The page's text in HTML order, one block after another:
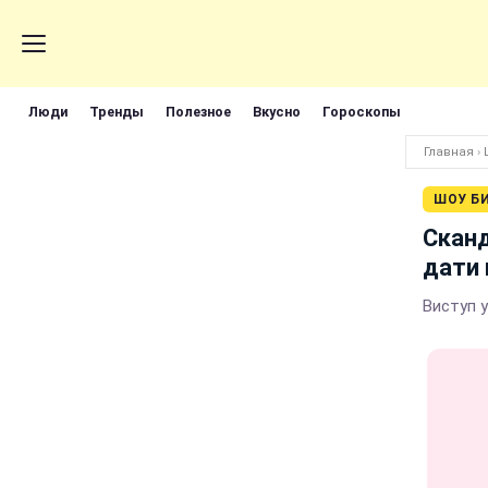
Люди Тренды Полезное Вкусно Гороскопы
Главная ›
ШОУ
дати
Виступ